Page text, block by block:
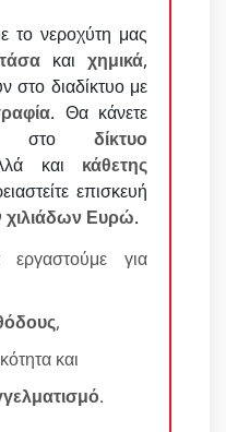
το νεροχύτη μας
και χημικά,
στο διαδίκτυο με
. Θα κάνετε
στο δίκτυο
και κάθετης
επισκευή
Ευρώ.
για
,
και
.